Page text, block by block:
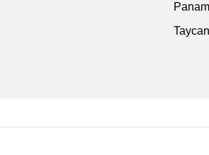
Taycan